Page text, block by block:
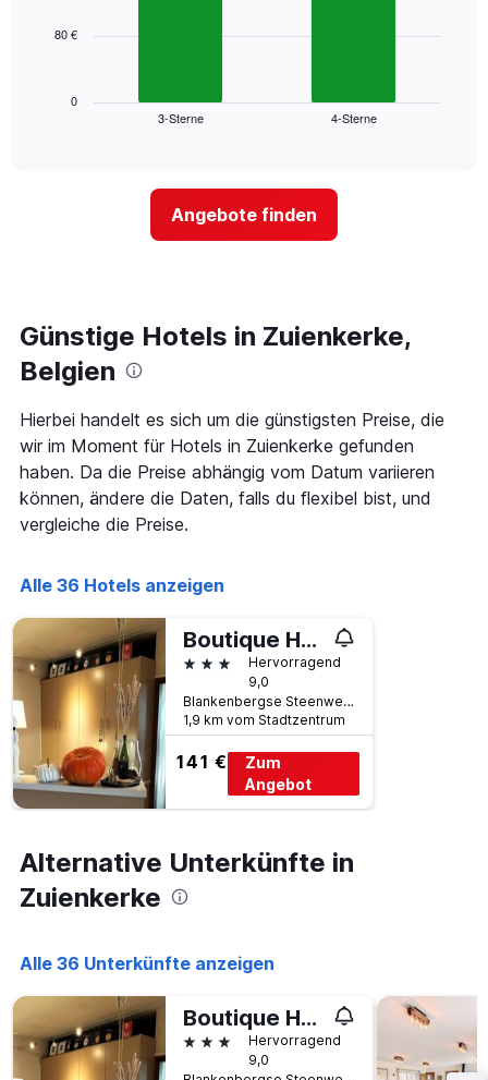
Das
zeigt
Tagen,
aggregiert
nach
Sternebewertung.
Das
Diagramm
hat
1
X-
Achse,
die
Hotelkategorien
nach
Sternen
anzeigt
Das
Diagramm
1
Achse,
die
den
an
diesem
Wochenende
in
letzten
3
Tagen
gefunden
3-Sterne 4-Sterne
0
80 €
Angebote finden
Günstige Hotels in Zuienkerke,
Belgien
Hierbei handelt es sich um die günstigsten Preise, die
wir im Moment für Hotels in Zuienkerke gefunden
haben. Da die Preise abhängig vom Datum variieren
können, ändere die Daten, falls du flexibel bist, und
vergleiche die Preise.
Alle 36 Hotels anzeigen
Boutique Hotel Butler
3 SterneHervorragend
9,0
Blankenbergse Steenweg 13a, Zuienkerke, Belgien
1,9 km vom Stadtzentrum
141 €
Zum
Angebot
Alternative Unterkünfte in
Zuienkerke
Alle 36 Unterkünfte anzeigen
Boutique Hotel Butler
3 SterneHervorragend
9,0